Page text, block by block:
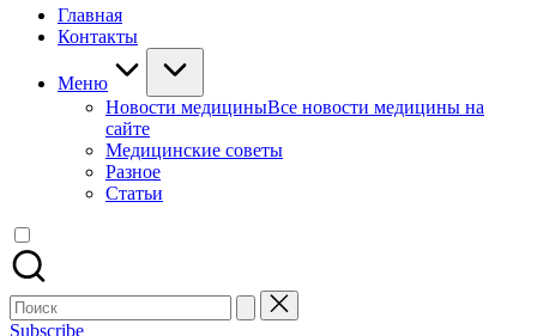
Главная
Контакты
Меню
Новости медициныВсе новости медицины на
сайте
Медицинские советы
Разное
Статьи
Поиск
для:
Subscribe